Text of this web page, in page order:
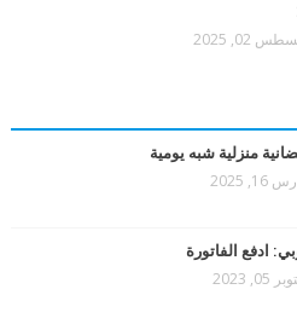
02, 2025
منزلية شبه يومية
2025
ادفع الفاتورة
2023